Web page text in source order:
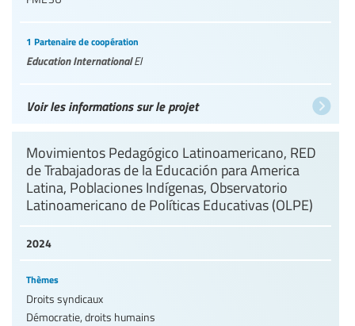
1 Partenaire de coopération
Education InternationalEI
Voir les informations sur le projet
2024
Movimientos Pedagógico Latinoamericano, RED
de Trabajadoras de la Educación para America
Latina, Poblaciones Indígenas, Observatorio
Latinoamericano de Políticas Educativas (OLPE)
Thèmes
Droits syndicaux
Démocratie, droits humains